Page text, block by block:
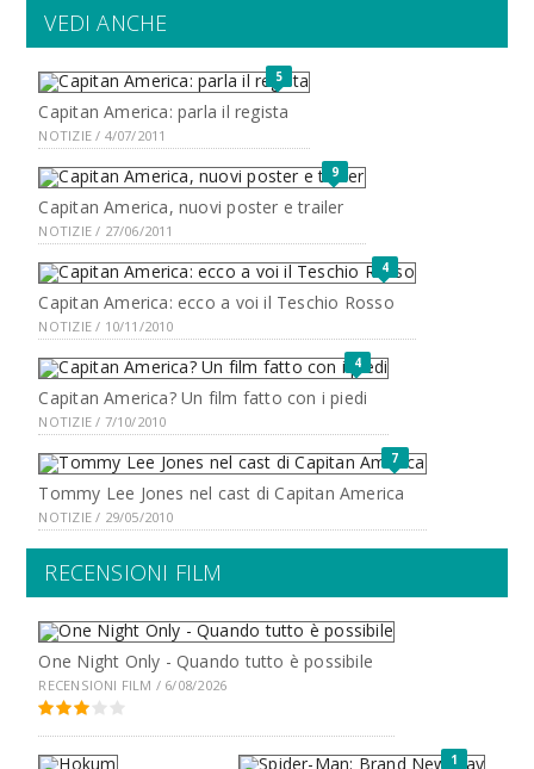
VEDI ANCHE
5
Capitan America: parla il regista
NOTIZIE / 4/07/2011
9
Capitan America, nuovi poster e trailer
NOTIZIE / 27/06/2011
4
Capitan America: ecco a voi il Teschio Rosso
NOTIZIE / 10/11/2010
4
Capitan America? Un film fatto con i piedi
NOTIZIE / 7/10/2010
7
Tommy Lee Jones nel cast di Capitan America
NOTIZIE / 29/05/2010
RECENSIONI FILM
One Night Only - Quando tutto è possibile
RECENSIONI FILM / 6/08/2026
1